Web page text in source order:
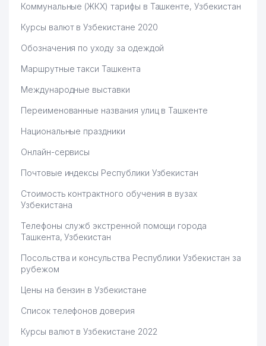
Коммунальные (ЖКХ) тарифы в Ташкенте, Узбекистан
Курсы валют в Узбекистане 2020
Обозначения по уходу за одеждой
Маршрутные такси Ташкента
Международные выставки
Переименованные названия улиц в Ташкенте
Национальные праздники
Онлайн-сервисы
Почтовые индексы Республики Узбекистан
Стоимость контрактного обучения в вузах
Узбекистана
Телефоны служб экстренной помощи города
Ташкента, Узбекистан
Посольства и консульства Республики Узбекистан за
рубежом
Цены на бензин в Узбекистане
Список телефонов доверия
Курсы валют в Узбекистане 2022